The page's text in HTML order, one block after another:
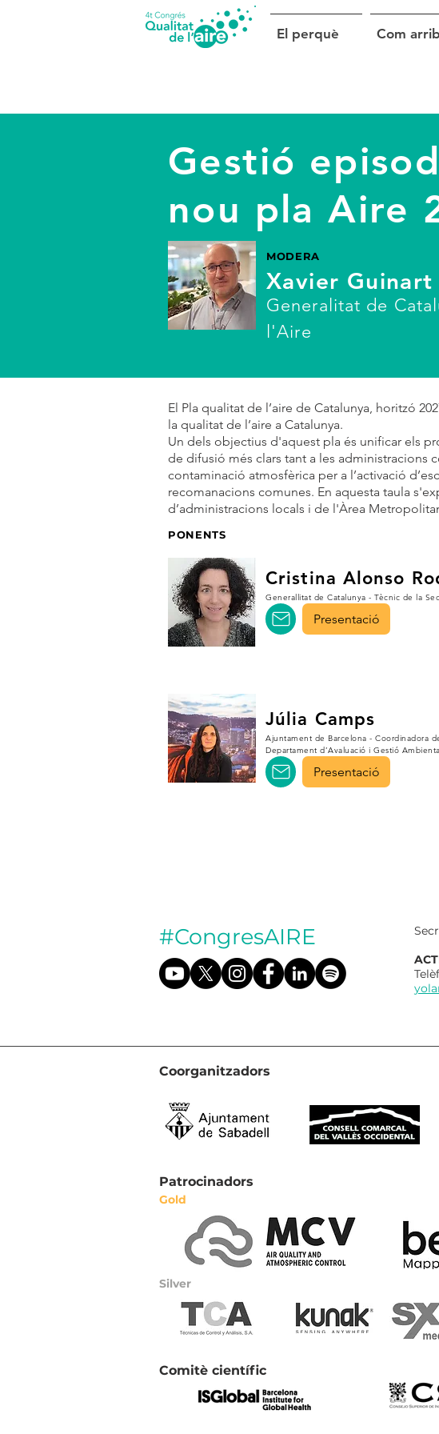
El perquè Com
Gestió
nou pla Aire
MODERA
Generalitat de
l'Aire
Xavier Guinart
El Pla qualitat de l’aire de Catalunya, horitzó
la qualitat de l’aire a Catalunya.
Un dels objectius d'aquest pla és unificar els
de difusió més clars tant a les administracions
contaminació atmosfèrica per a l’activació
recomanacions comunes. En aquesta taula
d’administracions locals i de l'Àrea
PONENTS
Cristina Alonso
Generallitat de Catalunya - Tècnic de la
Presentació
Júlia Camps
Ajuntament de Barcelona - Coordinadora
Departament d’Avaluació i Gestió
Presentació
#CongresAIRE
Coorganitzadors
Patrocinadors
Gold
Silver
Comitè científic